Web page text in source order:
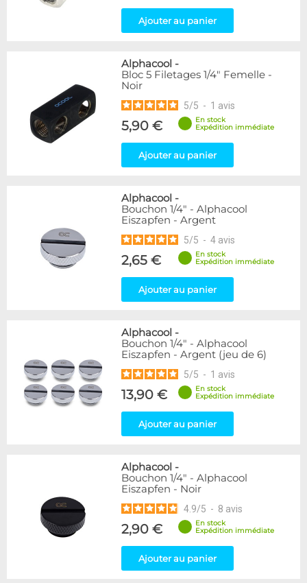
Vert
5
4
36
Plexi
2
Couleur
2
1
Coudé 90°
94
Raccord en Y
5
39
280
24
Femelle / Femelle
Mâle
61
Mâle / Femelle
120
44
1
Forme
Adaptateur
Bouchon
12
Ajouter au panier
Alphacool -
Bloc 5 Filetages 1/4" Femelle -
Noir
5/5 - 1 avis
5,90 €
En stock
Expédition immédiate
Ajouter au panier
Alphacool -
Bouchon 1/4" - Alphacool
Eiszapfen - Argent
5/5 - 4 avis
2,65 €
En stock
Expédition immédiate
Ajouter au panier
Alphacool -
Bouchon 1/4" - Alphacool
Eiszapfen - Argent (jeu de 6)
5/5 - 1 avis
13,90 €
En stock
Expédition immédiate
Ajouter au panier
Alphacool -
Bouchon 1/4" - Alphacool
Eiszapfen - Noir
4.9/5 - 8 avis
2,90 €
En stock
Expédition immédiate
Ajouter au panier